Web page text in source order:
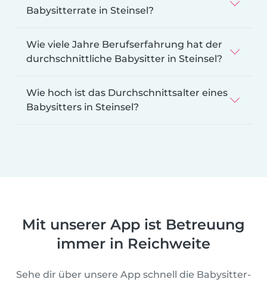
Babysitterrate in Steinsel?
Wie viele Jahre Berufserfahrung hat der
durchschnittliche Babysitter in Steinsel?
Wie hoch ist das Durchschnittsalter eines
Babysitters in Steinsel?
Mit unserer App ist Betreuung
immer in Reichweite
Sehe dir über unsere App schnell die Babysitter-